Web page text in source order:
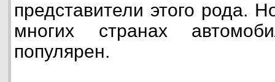
представители этого рода.
многих странах
популярен.